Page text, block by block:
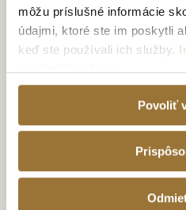
môžu príslušné informácie
údajmi, ktoré ste im poskytli
keď ste používali ich služby.
Povoliť